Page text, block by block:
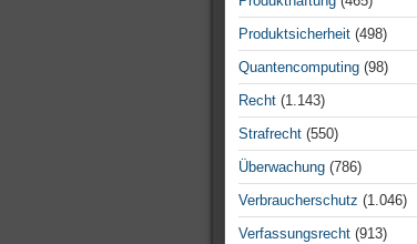
Produktsicherheit (498)
Quantencomputing (98)
Recht (1.143)
Strafrecht (550)
Überwachung (786)
Verbraucherschutz (1.046)
Verfassungsrecht (913)